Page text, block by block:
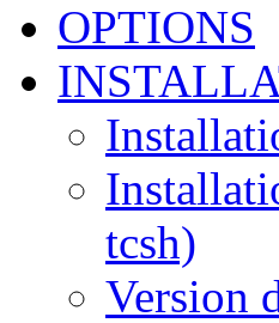
OPTIONS
tcsh)
Version